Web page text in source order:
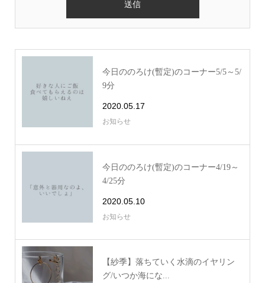
今日ののろけ(暫定)のコーナー5/5～5/
9分
2020.05.17
お知らせ
今日ののろけ(暫定)のコーナー4/19～
4/25分
2020.05.10
お知らせ
【紗季】落ちていく水滴のイヤリン
グ/いつか海にな...